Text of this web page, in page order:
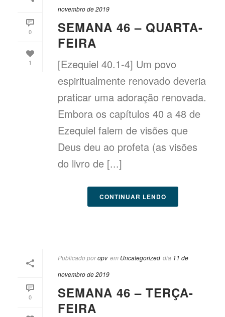
0
1
novembro de 2019
SEMANA 46 – QUARTA-
FEIRA
[Ezequiel 40.1-4] Um povo
espiritualmente renovado deveria
praticar uma adoração renovada.
Embora os capítulos 40 a 48 de
Ezequiel falem de visões que
Deus deu ao profeta (as visões
do livro de [...]
CONTINUAR LENDO
0
Publicado poropv em Uncategorized dia 11 de
novembro de 2019
SEMANA 46 – TERÇA-
FEIRA